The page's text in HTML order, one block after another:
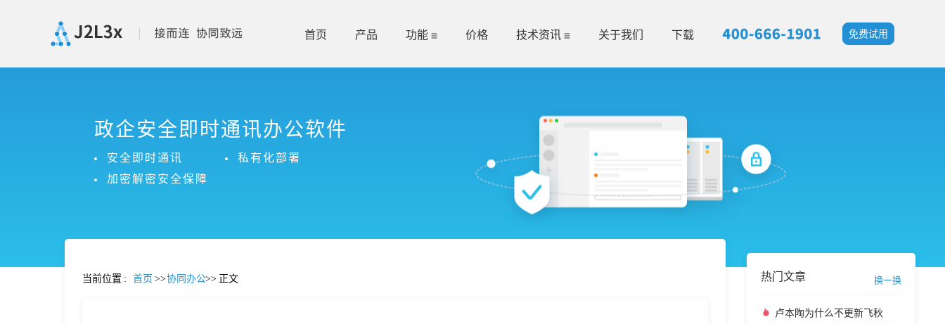
首页 产品 功能 价格 技术资讯 关于我们 下载 免费试用
政企安全即时通讯办公软件
安全即时通讯
私有化部署
加密解密安全保障
当前位置 : 首页 >>协同办公>> 正文 热门文章 换一换
卢本陶为什么不更新飞秋